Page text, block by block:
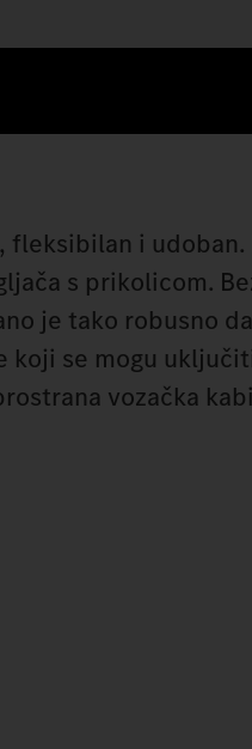
i
s prikolicom.
je tako robusno
se mogu
vozačka